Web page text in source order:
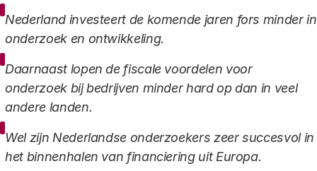
Nederland investeert de komende jaren fors minder in
onderzoek en ontwikkeling.
Daarnaast lopen de fiscale voordelen voor
onderzoek bij bedrijven minder hard op dan in veel
andere landen.
Wel zijn Nederlandse onderzoekers zeer succesvol in
het binnenhalen van financiering uit Europa.